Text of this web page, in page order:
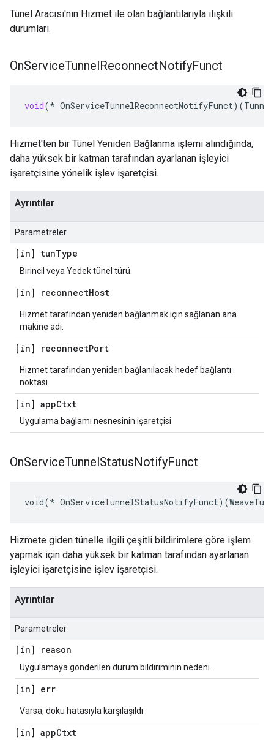
Tünel Aracısı'nın Hizmet ile olan bağlantılarıyla ilişkili
durumları.
OnServiceTunnelReconnectNotifyFunct
void(* OnServiceTunnelReconnectNotifyFunct)(
Hizmet'ten bir Tünel Yeniden Bağlanma işlemi alındığında,
daha yüksek bir katman tarafından ayarlanan işleyici
işaretçisine yönelik işlev işaretçisi.
Ayrıntılar
Parametreler
[in] tunType
Birincil veya Yedek tünel türü.
[in] reconnectHost
Hizmet tarafından yeniden bağlanmak için sağlanan ana
makine adı.
[in] reconnectPort
Hizmet tarafından yeniden bağlanılacak hedef bağlantı
noktası.
[in] appCtxt
Uygulama bağlamı nesnesinin işaretçisi
OnServiceTunnelStatusNotifyFunct
void(*
Hizmete giden tünelle ilgili çeşitli bildirimlere göre işlem
yapmak için daha yüksek bir katman tarafından ayarlanan
işleyici işaretçisine işlev işaretçisi.
Ayrıntılar
Parametreler
[in] reason
Uygulamaya gönderilen durum bildiriminin nedeni.
[in] err
Varsa, doku hatasıyla karşılaşıldı
[in] appCtxt